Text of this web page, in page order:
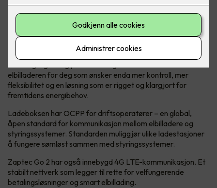
som tar alt det gode fra originalen, og løfter
det ett hakk opp.
Ladeenheten kommer med en omfattende oppgradering av
maskinvaren, som blant annet muliggjør integrasjon av
elbilladeren for deg som ønsker enda mer kontroll, mer
fleksibilitet og en løsning som er rigget og klargjort for
fremtidens energibehov.
Ladeboksen har OCPP for driftsoperatører – en global,
åpen standard for kommunikasjon mellom elbilladere og
styringssystemer. Standarden muliggjør ulike ladestasjoner
å fungere sømløst sammen med styringssystemer.
Zaptec Go 2 har også innebygd 4G LTE-kommunikasjon. Et
stabilt nettverk som legger til rette for velfungerende
betalingsløsninger og smart elbillading.